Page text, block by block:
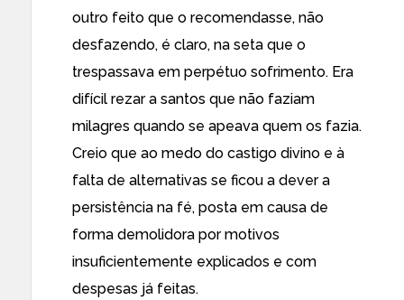
outro feito que o recomendasse, não
desfazendo, é claro, na seta que o
trespassava em perpétuo sofrimento. Era
difícil rezar a santos que não faziam
milagres quando se apeava quem os fazia.
Creio que ao medo do castigo divino e à
falta de alternativas se ficou a dever a
persistência na fé, posta em causa de
forma demolidora por motivos
insuficientemente explicados e com
despesas já feitas.